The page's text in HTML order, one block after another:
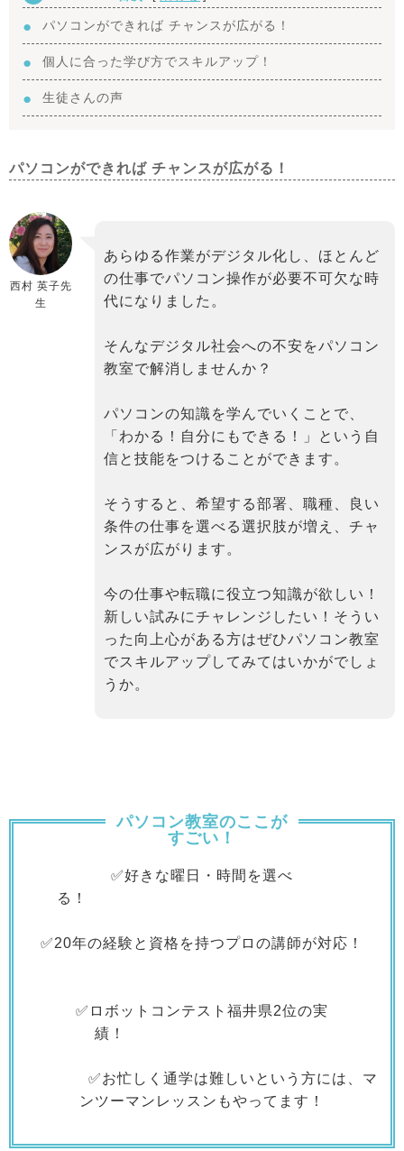
パソコンができれば チャンスが広がる！
個人に合った学び方でスキルアップ！
生徒さんの声
パソコンができれば チャンスが広がる！
西村 英子先
生
あらゆる作業がデジタル化し、ほとんど
の仕事でパソコン操作が必要不可欠な時
代になりました。
そんなデジタル社会への不安をパソコン
教室で解消しませんか？
パソコンの知識を学んでいくことで、
「わかる！自分にもできる！」という自
信と技能をつけることができます。
そうすると、希望する部署、職種、良い
条件の仕事を選べる選択肢が増え、チャ
ンスが広がります。
今の仕事や転職に役立つ知識が欲しい！
新しい試みにチャレンジしたい！そうい
った向上心がある方はぜひパソコン教室
でスキルアップしてみてはいかがでしょ
うか。
パソコン教室のここが
すごい！
✅好きな曜日・時間を選べ
る！
✅20年の経験と資格を持つプロの講師が対応！
✅ロボットコンテスト福井県2位の実
績！
✅お忙しく通学は難しいという方には、マ
ンツーマンレッスンもやってます！